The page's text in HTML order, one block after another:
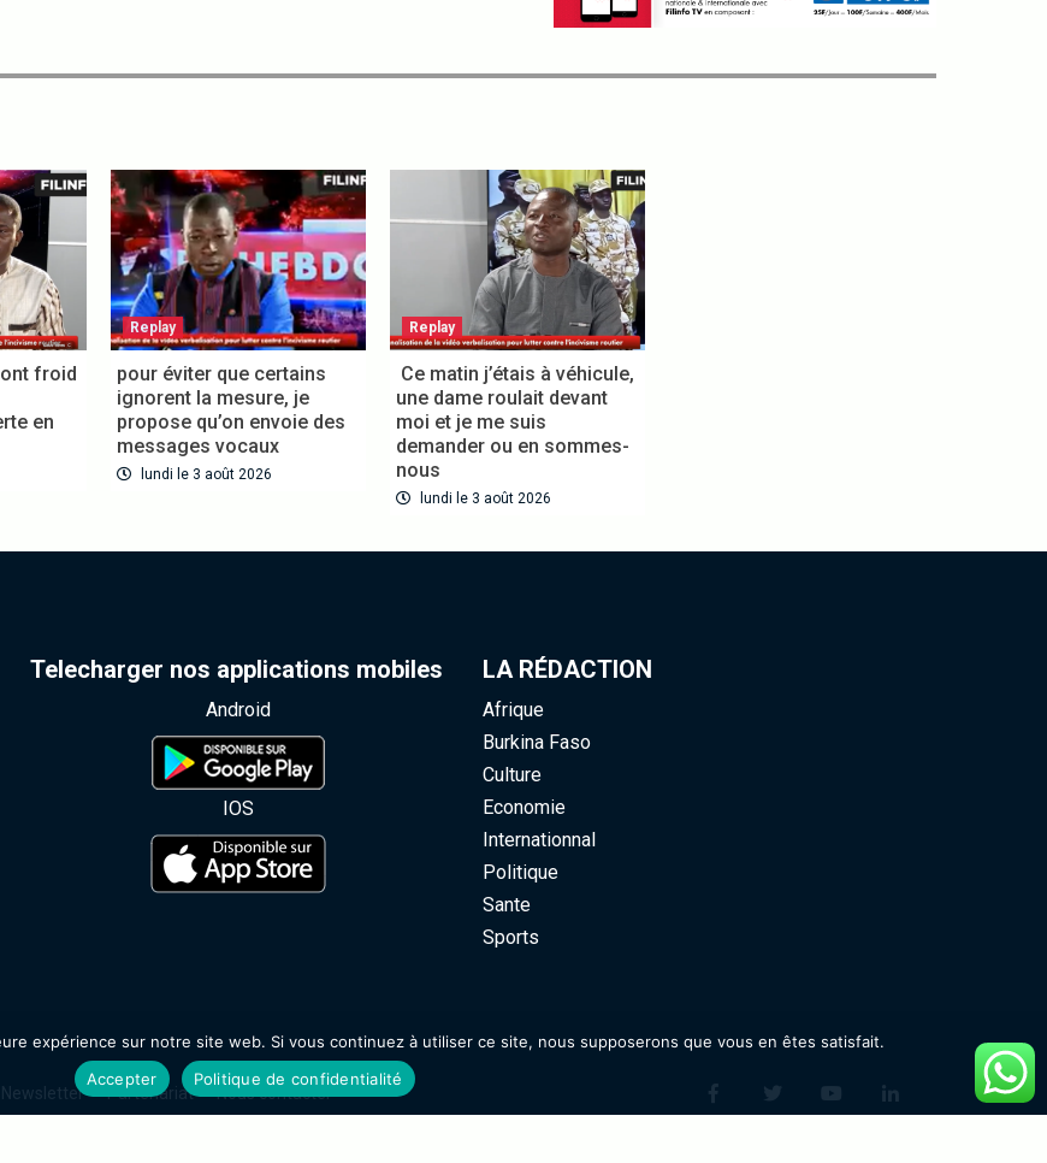
froid
en
Replay
pour éviter que certains
ignorent la mesure, je
propose qu’on envoie des
messages vocaux
lundi le 3 août 2026
Replay
Ce matin j’étais à véhicule,
une dame roulait devant
moi et je me suis
demander ou en sommes-
nous
lundi le 3 août 2026
Telecharger nos applications mobiles
Android
IOS
LA RÉDACTION
Afrique
Burkina Faso
Culture
Economie
Internationnal
Politique
Sante
Sports
Newsletter Partenariat Nous contacter
expérience sur notre site web. Si vous continuez à utiliser ce site, nous supposerons que vous en êtes satisfait.
Accepter
Politique de confidentialité